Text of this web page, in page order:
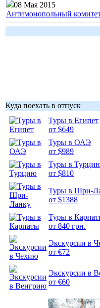
08 Мая 2015
Антимонопольный комитет
Куда поехать в отпуск
Туры в Египет
от $649
Туры в ОАЭ
от $989
Туры в
от $810
Туры в Шри-
от $1388
Туры в
от 840 грн.
Экскурсии в
от €72
Экскурсии в
от €60